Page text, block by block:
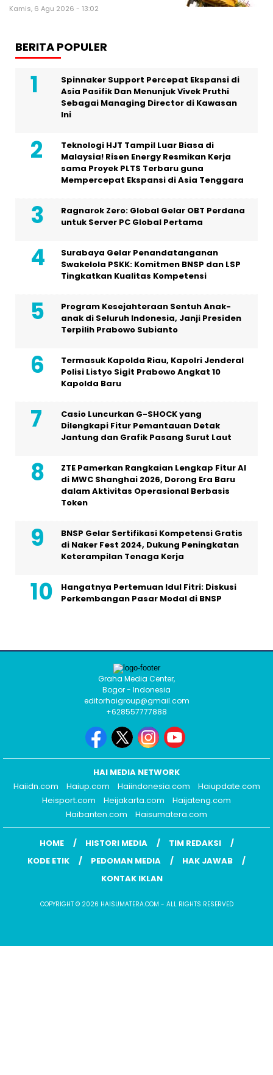
Kamis, 6 Agu 2026 - 13:02
BERITA POPULER
Spinnaker Support Percepat Ekspansi di
Asia Pasifik Dan Menunjuk Vivek Pruthi
Sebagai Managing Director di Kawasan
Ini
Teknologi HJT Tampil Luar Biasa di
Malaysia! Risen Energy Resmikan Kerja
sama Proyek PLTS Terbaru guna
Mempercepat Ekspansi di Asia Tenggara
Ragnarok Zero: Global Gelar OBT Perdana
untuk Server PC Global Pertama
Surabaya Gelar Penandatanganan
Swakelola PSKK: Komitmen BNSP dan LSP
Tingkatkan Kualitas Kompetensi
Program Kesejahteraan Sentuh Anak-
anak di Seluruh Indonesia, Janji Presiden
Terpilih Prabowo Subianto
Termasuk Kapolda Riau, Kapolri Jenderal
Polisi Listyo Sigit Prabowo Angkat 10
Kapolda Baru
Casio Luncurkan G-SHOCK yang
Dilengkapi Fitur Pemantauan Detak
Jantung dan Grafik Pasang Surut Laut
ZTE Pamerkan Rangkaian Lengkap Fitur AI
di MWC Shanghai 2026, Dorong Era Baru
dalam Aktivitas Operasional Berbasis
Token
BNSP Gelar Sertifikasi Kompetensi Gratis
di Naker Fest 2024, Dukung Peningkatan
Keterampilan Tenaga Kerja
Hangatnya Pertemuan Idul Fitri: Diskusi
Perkembangan Pasar Modal di BNSP
Graha Media Center,
Bogor - Indonesia
editorhaigroup@gmail.com
+628557777888
HAI MEDIA NETWORK
Haiidn.com
Haiup.com Haiindonesia.com
Haiupdate.com
Heisport.com
Heijakarta.com
Haijateng.com
Haibanten.com
Haisumatera.com
HOME HISTORI MEDIA
TIM REDAKSI
KODE ETIK
PEDOMAN MEDIA
HAK JAWAB
KONTAK IKLAN
COPYRIGHT © 2026 HAISUMATERA.COM - ALL RIGHTS RESERVED